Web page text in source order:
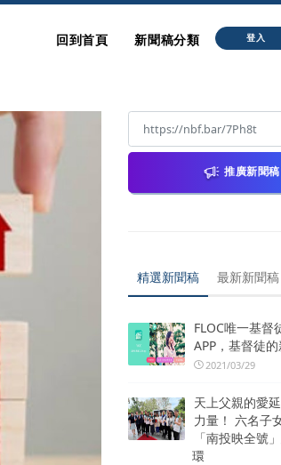
回到首頁 新聞稿分類 登入
推廣新聞稿
精選新聞稿 最新新聞稿
FLOC唯一基督
APP，基督徒
2021/03/29
天上父親的愛
力量！ 六名子
「南投映全號
環